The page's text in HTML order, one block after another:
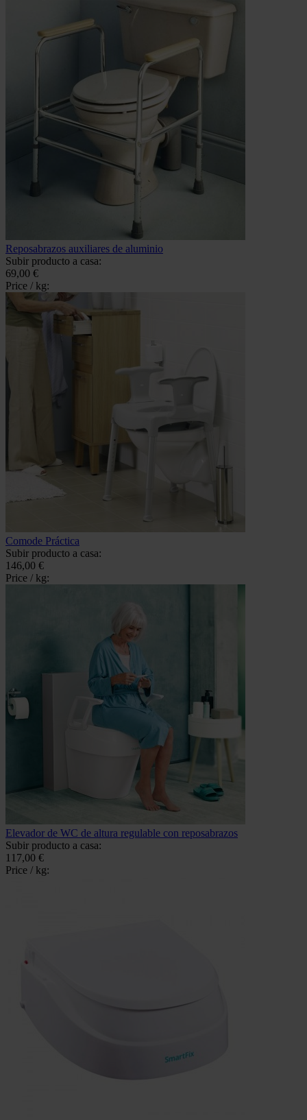
Reposabrazos auxiliares de aluminio
Subir producto a casa:
69,00 €
Price / kg:
Comode Práctica
Subir producto a casa:
146,00 €
Price / kg:
Elevador de WC de altura regulable con reposabrazos
Subir producto a casa:
117,00 €
Price / kg: